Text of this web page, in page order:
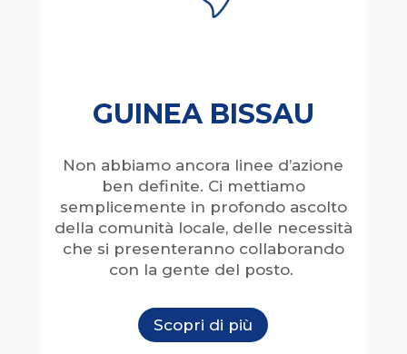
GUINEA BISSAU
Non abbiamo ancora linee d’azione
ben definite. Ci mettiamo
semplicemente in profondo ascolto
della comunità locale, delle necessità
che si presenteranno collaborando
con la gente del posto.
Scopri di più